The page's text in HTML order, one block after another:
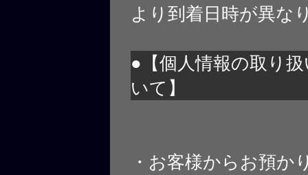
より到着日時が異な
●【個人情報の取り
いて】
・お客様からお預か